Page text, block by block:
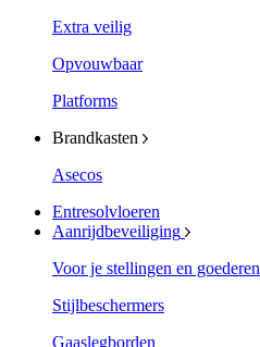
Extra veilig
Opvouwbaar
Platforms
Brandkasten
Asecos
Entresolvloeren
Aanrijdbeveiliging
Voor je stellingen en goederen
Stijlbeschermers
Gaaslegborden